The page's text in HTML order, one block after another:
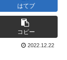
はてブ
コピー
2022.12.22